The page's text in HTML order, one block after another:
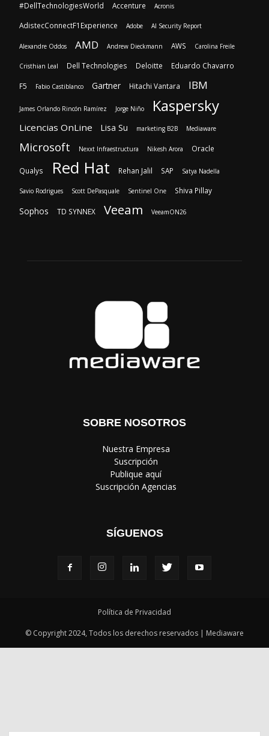
#DellTechnologiesWorld Accenture Acronis
AdistecConnectF1Experience Adobe AI Security Report
Alexandre Oddos AMD Andrew Dieckmann AWS Carolina Freile
Cristhian Leal Dell Technologies Deloitte Eduardo Chavarro
F5 Fabio Castiblanco Gartner Hitachi Vantara IBM
James Orlando Rincón Ramírez Jorge Niño Kaspersky
Licencias OnLine Lisa Su marketing B2B Mediaware
Microsoft Nexxt Infraestructura Nikesh Arora Oracle
Qualys Red Hat Rehan Jalil SAP Satya Nadella
Savio Rodrigues Scott DePasquale Sentinel One Shiva Pillay
Sophos TD SYNNEX Veeam VeeamON26
SOBRE NOSOTROS
‎ Nuestra Empresa
‎ Suscripción
‎ Publique aquí
‎ Suscripción Agencias
SÍGUENOS
Política de Privacidad
© Copyright 2024, Todos los derechos reservados | Mediaware